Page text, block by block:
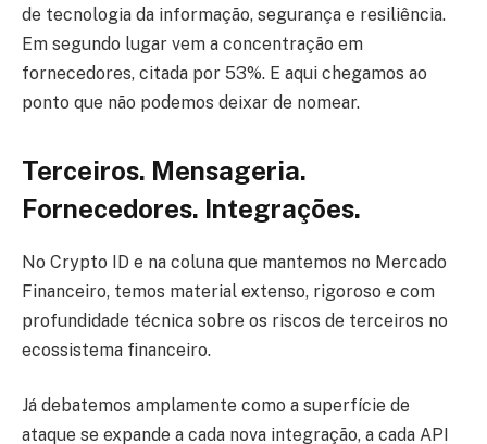
de tecnologia da informação, segurança e resiliência.
Em segundo lugar vem a concentração em
fornecedores, citada por 53%. E aqui chegamos ao
ponto que não podemos deixar de nomear.
Terceiros. Mensageria.
Fornecedores. Integrações.
No Crypto ID e na coluna que mantemos no Mercado
Financeiro, temos material extenso, rigoroso e com
profundidade técnica sobre os riscos de terceiros no
ecossistema financeiro.
Já debatemos amplamente como a superfície de
ataque se expande a cada nova integração, a cada API